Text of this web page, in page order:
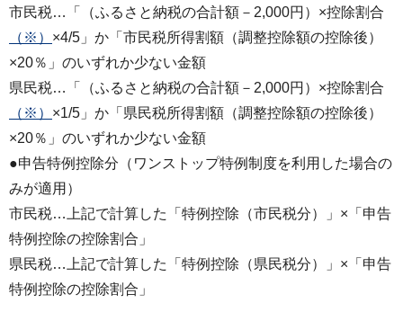
市民税…「（ふるさと納税の合計額－2,000円）×控除割合
（※） ×4/5」か「市民税所得割額（調整控除額の控除後）
×20％」のいずれか少ない金額
県民税…「（ふるさと納税の合計額－2,000円）×控除割合
（※） ×1/5」か「県民税所得割額（調整控除額の控除後）
×20％」のいずれか少ない金額
●申告特例控除分（ワンストップ特例制度を利用した場合の
みが適用）
市民税…上記で計算した「特例控除（市民税分）」×「申告
特例控除の控除割合」
県民税…上記で計算した「特例控除（県民税分）」×「申告
特例控除の控除割合」